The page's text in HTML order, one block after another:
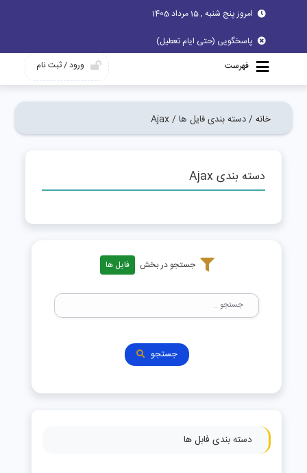
امروز پنج شنبه , 15 مرداد 1405
پاسخگویی (حتی ایام تعطیل)
فهرست
ورود / ثبت نام
خانه / دسته بندی فایل ها / Ajax
جستجو در بخش فایل ها
جستجو
دسته بندی فابل ها
دسته بندی Ajax